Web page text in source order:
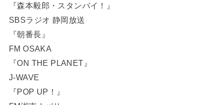
『森本毅郎・スタンバイ！』
SBSラジオ 静岡放送
『朝番長』
FM OSAKA
『ON THE PLANET』
J-WAVE
『POP UP！』